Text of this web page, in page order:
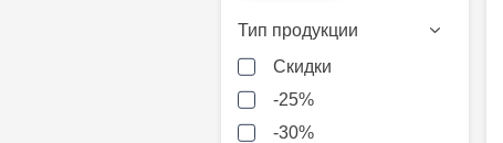
Тип продукции
Скидки
-25%
-30%